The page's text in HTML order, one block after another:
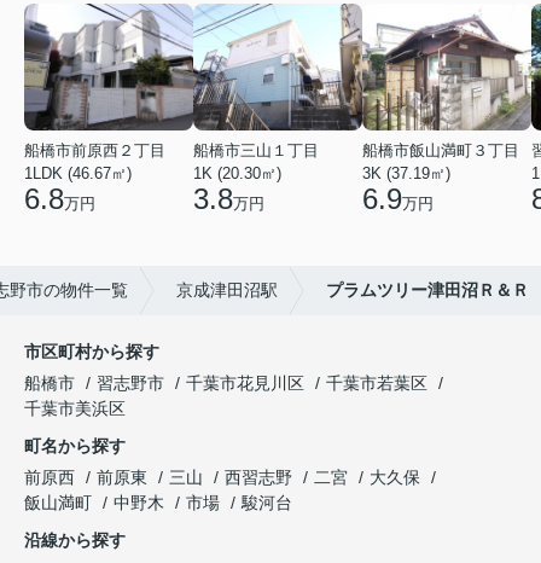
船橋市前原西２丁目
1LDK (46.67㎡)
6.8万円
船橋市三山１丁目
1K (20.30㎡)
3.8万円
船橋市飯山満町３丁目
3K (37.19㎡)
6.9万円
野市の物件一覧 京成津田沼駅 プラムツリー津田沼Ｒ＆Ｒ
市区町村から探す
船橋市
習志野市 千葉市花見川区
千葉市若葉区
千葉市美浜区
町名から探す
前原西
前原東 三山 西習志野 二宮
大久保
飯山満町
中野木 市場
駿河台
沿線から探す